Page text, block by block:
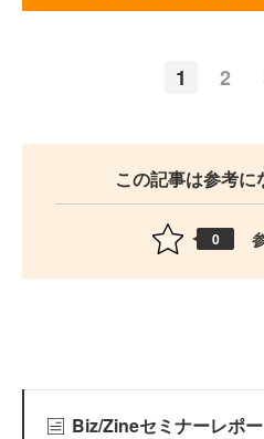
1 2
この記事は参考に
0
Biz/Zineセミナーレポ